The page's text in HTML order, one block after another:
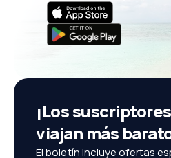
¡Los suscriptores
viajan más
El boletín incluye ofertas